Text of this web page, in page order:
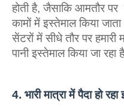
होती है, जैसाकि आमतौर
कामों में इस्‍तेमाल किया
सेंटरों में सीधे तौर पर
पानी इस्‍तेमाल किया जा रहा
4. भारी मात्रा में पैदा हो